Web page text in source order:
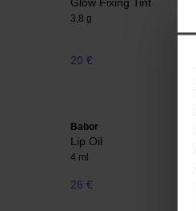
3,8 g
20 €
Babor
Lip Oil
4 ml
26 €